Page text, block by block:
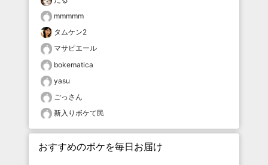
mmmmm
タムケン2
マサピエール
bokematica
yasu
ごっさん
新入りボケて民
おすすめのボケを毎日お届け